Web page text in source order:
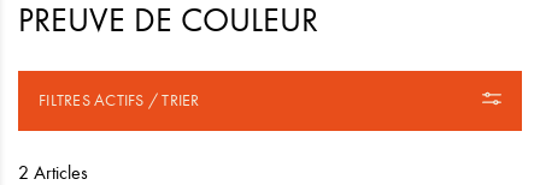
PREUVE DE COULEUR
FILTRES ACTIFS / TRIER
2 Articles